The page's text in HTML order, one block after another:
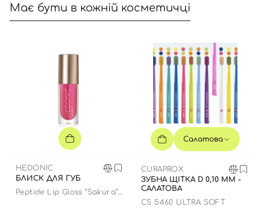
Має бути в кожній косметичці
HEDONIC
БЛИСК ДЛЯ ГУБ
Peptide Lip Gloss “Sakura”
Салатова
CURAPROX
ЗУБНА ЩІТКА D 0,10 ММ -
САЛАТОВА
CS 5460 ULTRA SOFT